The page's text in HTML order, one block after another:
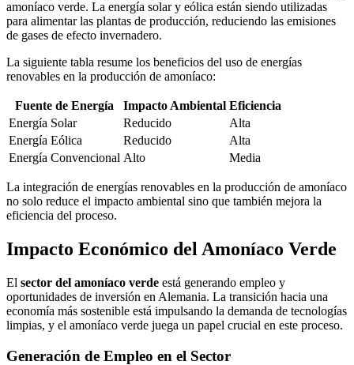
amoníaco verde. La energía solar y eólica están siendo utilizadas
para alimentar las plantas de producción, reduciendo las emisiones
de gases de efecto invernadero.
La siguiente tabla resume los beneficios del uso de energías
renovables en la producción de amoníaco:
Fuente de Energía Impacto Ambiental Eficiencia
Energía Solar
Reducido
Alta
Energía Eólica
Reducido
Alta
Energía Convencional Alto Media
La integración de energías renovables en la producción de amoníaco
no solo reduce el impacto ambiental sino que también mejora la
eficiencia del proceso.
Impacto Económico del Amoníaco Verde
El sector del amoníaco verde está generando empleo y
oportunidades de inversión en Alemania. La transición hacia una
economía más sostenible está impulsando la demanda de tecnologías
limpias, y el amoníaco verde juega un papel crucial en este proceso.
Generación de Empleo en el Sector